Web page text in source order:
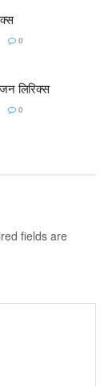
0
लिरिक्स
0
fields are